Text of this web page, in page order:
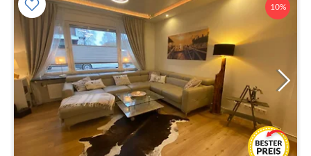
10%